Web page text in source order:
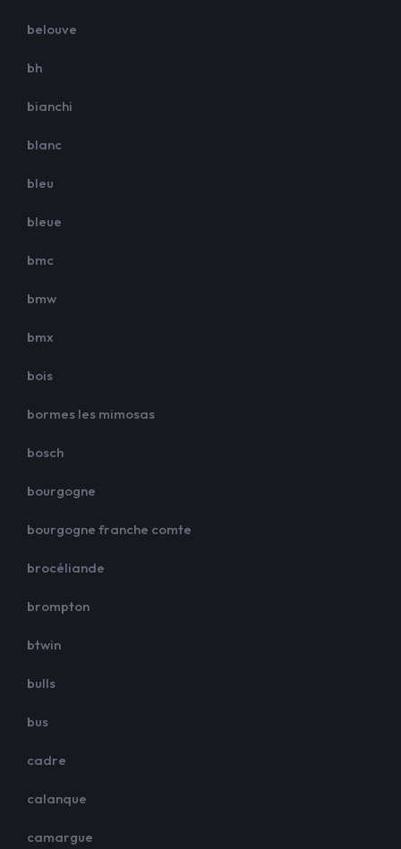
belouve
bh
bianchi
blanc
bleu
bleue
bmc
bmw
bmx
bois
bormes les mimosas
bosch
bourgogne
bourgogne franche comte
brocéliande
brompton
btwin
bulls
bus
cadre
calanque
camargue